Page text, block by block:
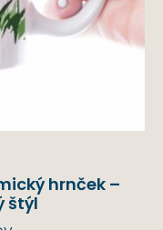
hrnček –
štýl